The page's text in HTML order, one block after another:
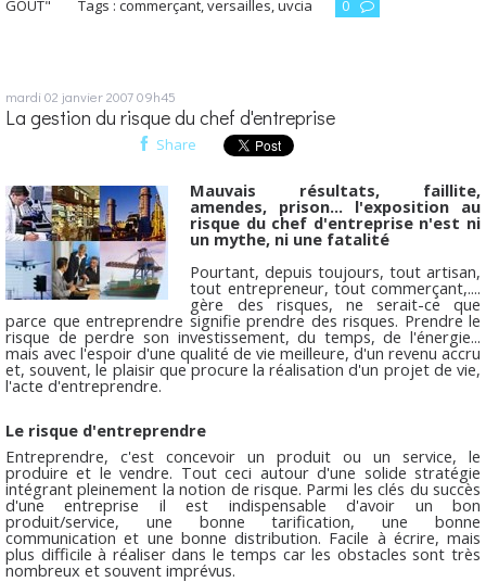
GOUT" Tags : commerçant,versailles,uvcia 0
mardi 02 janvier 200709h45
La gestion du risque du chef d'entreprise
Share
Mauvais résultats, faillite,
amendes, prison... l'exposition au
risque du chef d'entreprise n'est ni
un mythe, ni une fatalité
Pourtant, depuis toujours, tout artisan,
tout entrepreneur, tout commerçant,....
gère des risques, ne serait-ce que
parce que entreprendre signifie prendre des risques. Prendre le
risque de perdre son investissement, du temps, de l'énergie...
mais avec l'espoir d'une qualité de vie meilleure, d'un revenu accru
et, souvent, le plaisir que procure la réalisation d'un projet de vie,
l'acte d'entreprendre.
Le risque d'entreprendre
Entreprendre, c'est concevoir un produit ou un service, le
produire et le vendre. Tout ceci autour d'une solide stratégie
intégrant pleinement la notion de risque. Parmi les clés du succès
d'une entreprise il est indispensable d'avoir un bon
produit/service, une bonne tarification, une bonne
communication et une bonne distribution. Facile à écrire, mais
plus difficile à réaliser dans le temps car les obstacles sont très
nombreux et souvent imprévus.